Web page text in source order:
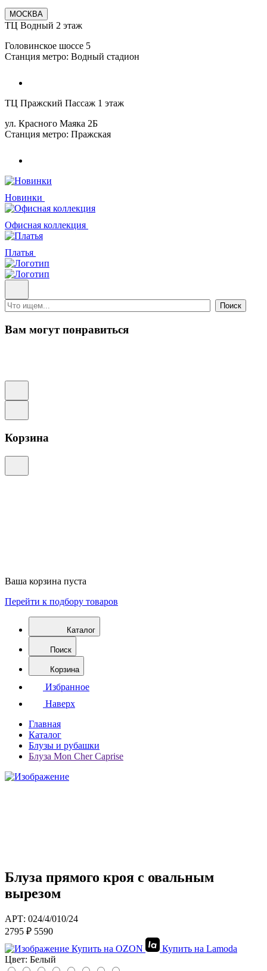
МОСКВА
ТЦ Водный 2 этаж
Головинское шоссе 5
Станция метро: Водный стадион
ТЦ Пражский Пассаж 1 этаж
ул. Красного Маяка 2Б
Станция метро: Пражская
Новинки
Офисная коллекция
Платья
Поиск
Вам могут понравиться
Корзина
Ваша корзина пуста
Перейти к подбору товаров
Каталог
Поиск
Корзина
Избранное
Наверх
Главная
Каталог
Блузы и рубашки
Блуза Mon Cher Caprise
Блуза прямого кроя с овальным
вырезом
АРТ: 024/4/010/24
2795 ₽ 5590
Купить на OZON
Купить на Lamoda
Цвет: Белый